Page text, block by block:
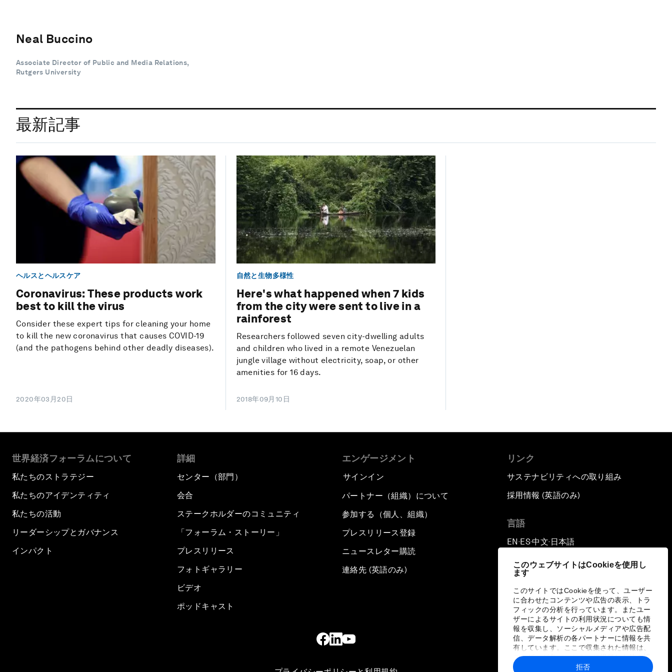
このウェブサイトはCookieを使用し
ます
このサイトではCookieを使って、ユーザー
に合わせたコンテンツや広告の表示、トラ
フィックの分析を行っています。またユー
ザーによるサイトの利用状況についても情
報を収集し、ソーシャルメディアや広告配
信、データ解析の各パートナーに情報を共
有しています。ここで収集された情報は、
ユーザーが各パートナーに提供した他の情
報や各パートナーのサービスを使用した際
拒否
Neal Buccino
Associate Director of Public and Media Relations,
Rutgers University
最新記事
ヘルスとヘルスケア
Coronavirus: These products work
best to kill the virus
Consider these expert tips for cleaning your home
to kill the new coronavirus that causes COVID-19
(and the pathogens behind other deadly diseases).
2020年03月20日
自然と生物多様性
Here's what happened when 7 kids
from the city were sent to live in a
rainforest
Researchers followed seven city-dwelling adults
and children who lived in a remote Venezuelan
jungle village without electricity, soap, or other
amenities for 16 days.
2018年09月10日
世界経済フォーラムについて
私たちのストラテジー
私たちのアイデンティティ
私たちの活動
リーダーシップとガバナンス
インパクト
詳細
センター（部門）
会合
ステークホルダーのコミュニティ
「フォーラム・ストーリー」
プレスリリース
フォトギャラリー
ビデオ
ポッドキャスト
エンゲージメント
サインイン
パートナー（組織）について
参加する（個人、組織）
プレスリリース登録
ニュースレター購読
連絡先 (英語のみ)
リンク
サステナビリティへの取り組み
採用情報 (英語のみ)
言語
EN ▪ ES▪中文▪ 日本語